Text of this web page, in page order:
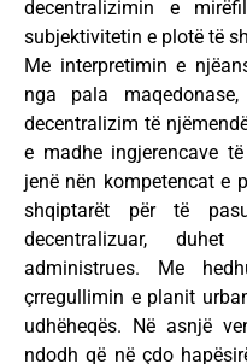
decentralizimin e
subjektivitetin e plotë të
Me interpretimin e
nga pala
decentralizim të
e madhe ingjerencave
jenë nën kompetencat e
shqiptarët për të
decentralizuar,
administrues. Me
çrregullimin e planit
udhëheqës. Në asnjë
ndodh që në çdo